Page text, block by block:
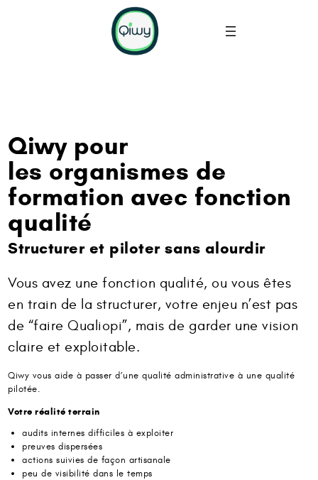
Qiwy pour
les organismes de
formation avec fonction
qualité
Structurer et piloter sans alourdir
Vous avez une fonction qualité, ou vous êtes
en train de la structurer, votre enjeu n’est pas
de “faire Qualiopi”, mais de garder une vision
claire et exploitable.
Qiwy vous aide à passer d’une qualité administrative à une qualité
pilotée.
Votre réalité terrain
audits internes difficiles à exploiter
preuves dispersées
actions suivies de façon artisanale
peu de visibilité dans le temps